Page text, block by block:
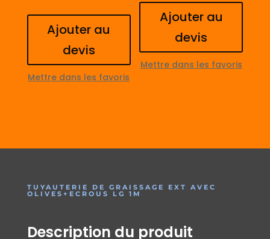
Ajouter au
devis
Mettre dans les favoris
Ajouter au
devis
Mettre dans les favoris
TUYAUTERIE DE GRAISSAGE EXT AVEC
OLIVES+ECROUS LG 1M
Description du produit